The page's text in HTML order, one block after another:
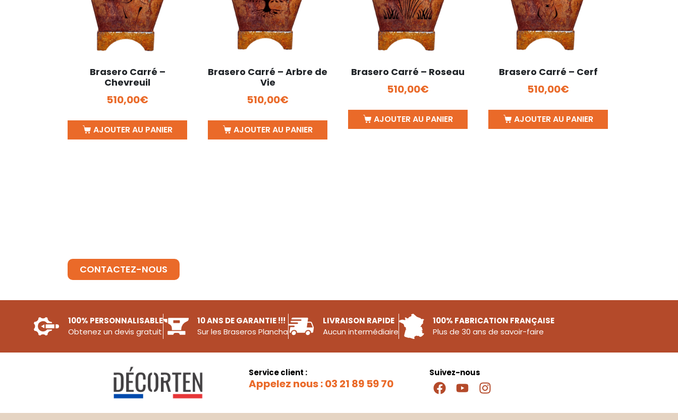
Brasero Carré –
Chevreuil
510,00€
AJOUTER AU PANIER
Brasero Carré – Arbre de
Vie
510,00€
AJOUTER AU PANIER
Brasero Carré – Roseau
510,00€
AJOUTER AU PANIER
Brasero Carré – Cerf
510,00€
AJOUTER AU PANIER
CONTACTEZ-NOUS
100% PERSONNALISABLE
Obtenez un devis gratuit
10 ANS DE GARANTIE !!!
Sur les Braseros Plancha
LIVRAISON RAPIDE
Aucun intermédiaire
100% FABRICATION FRANÇAISE
Plus de 30 ans de savoir-faire
Service client :
Appelez nous : 03 21 89 59 70
Suivez-nous